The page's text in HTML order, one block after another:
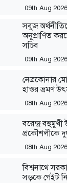
09th Aug
সবুজ
অনুপ্রাণিত
সচিব
09th Aug
নেত্রকোনার
হাওর ভ্রমণ
08th Aug
বরেন্দ্র বহুমুখী
প্রকৌশলীকে
08th Aug
বিশ্বনাথে
সড়কে গেইট